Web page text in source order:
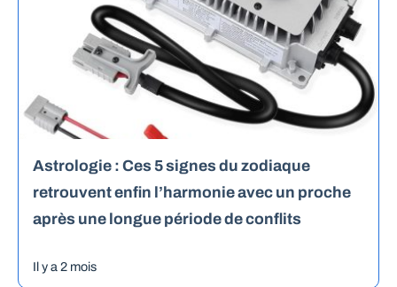
Astrologie : Ces 5 signes du zodiaque
retrouvent enfin l’harmonie avec un proche
après une longue période de conflits
Il y a 2 mois